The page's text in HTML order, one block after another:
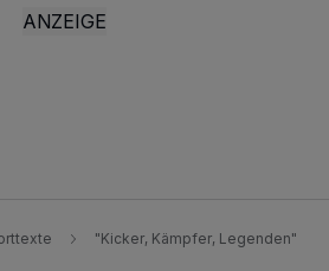
"Kicker, Kämpfer, Legenden"